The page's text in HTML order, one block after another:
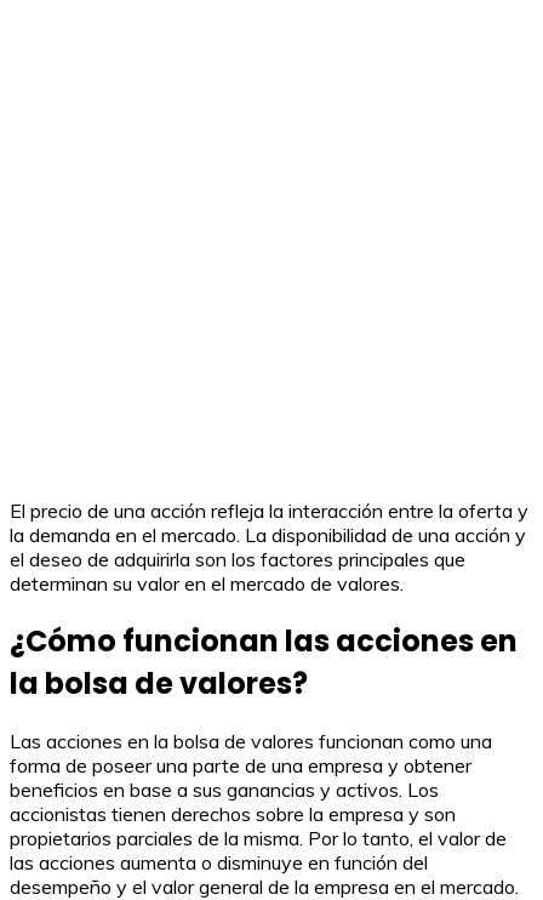
El precio de una acción refleja la interacción entre la oferta y
la demanda en el mercado. La disponibilidad de una acción y
el deseo de adquirirla son los factores principales que
determinan su valor en el mercado de valores.
¿Cómo funcionan las acciones en
la bolsa de valores?
Las acciones en la bolsa de valores funcionan como una
forma de poseer una parte de una empresa y obtener
beneficios en base a sus ganancias y activos. Los
accionistas tienen derechos sobre la empresa y son
propietarios parciales de la misma. Por lo tanto, el valor de
las acciones aumenta o disminuye en función del
desempeño y el valor general de la empresa en el mercado.